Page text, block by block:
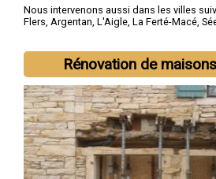
Nous intervenons aussi dans les villes
Flers, Argentan, L'Aigle, La Ferté-Macé,
Rénovation de